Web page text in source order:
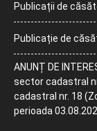
Publicații de
Publicație de
ANUNȚ DE
sector cadastral
cadastral nr. 18
perioada